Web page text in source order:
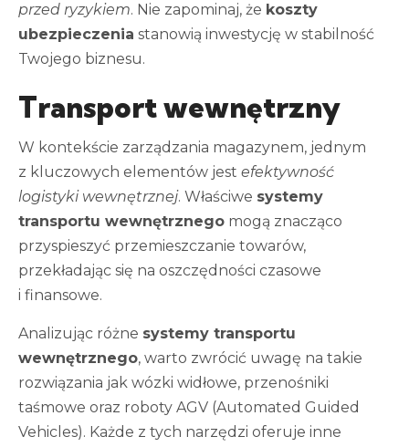
przed ryzykiem. Nie zapominaj, że koszty
ubezpieczenia stanowią inwestycję w stabilność
Twojego biznesu.
Transport wewnętrzny
W kontekście zarządzania magazynem, jednym
z kluczowych elementów jest efektywność
logistyki wewnętrznej. Właściwe systemy
transportu wewnętrznego mogą znacząco
przyspieszyć przemieszczanie towarów,
przekładając się na oszczędności czasowe
i finansowe.
Analizując różne systemy transportu
wewnętrznego, warto zwrócić uwagę na takie
rozwiązania jak wózki widłowe, przenośniki
taśmowe oraz roboty AGV (Automated Guided
Vehicles). Każde z tych narzędzi oferuje inne